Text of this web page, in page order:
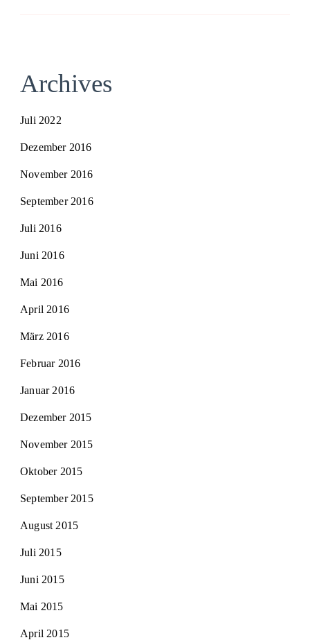
Archives
Juli 2022
Dezember 2016
November 2016
September 2016
Juli 2016
Juni 2016
Mai 2016
April 2016
März 2016
Februar 2016
Januar 2016
Dezember 2015
November 2015
Oktober 2015
September 2015
August 2015
Juli 2015
Juni 2015
Mai 2015
April 2015